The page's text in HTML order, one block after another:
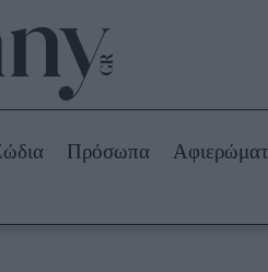
Beauty -
Ομορφιά
Skincare
Μακιγιάζ
Πρόσωπα